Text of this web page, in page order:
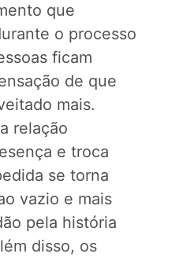
que
o processo
ficam
de que
mais.
relação
e troca
se torna
vazio e mais
pela história
disso, os